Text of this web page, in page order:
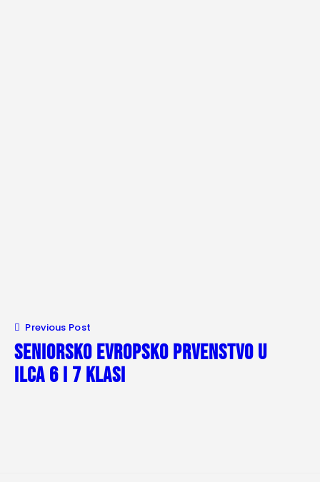
Previous Post
Seniorsko Evropsko prvenstvo u
ILCA 6 i 7 klasi